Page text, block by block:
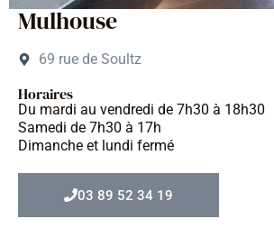
Mulhouse
69 rue de Soultz
Horaires
Du mardi au vendredi de 7h30 à 18h30
Samedi de 7h30 à 17h
Dimanche et lundi fermé
03 89 52 34 19